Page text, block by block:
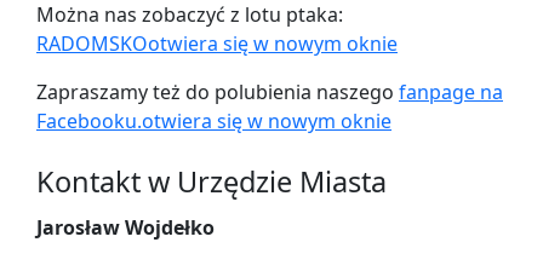
Można nas zobaczyć z lotu ptaka:
RADOMSKOotwiera się w nowym oknie
Zapraszamy też do polubienia naszego fanpage na
Facebooku.otwiera się w nowym oknie
Kontakt w Urzędzie Miasta
Jarosław Wojdełko